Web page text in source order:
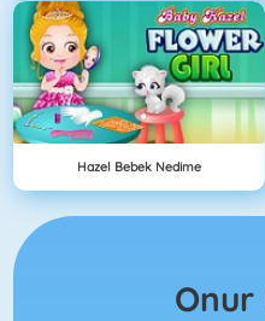
Hazel Bebek Nedime
Onur